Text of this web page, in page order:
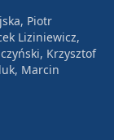
Piotr
Liziniewicz,
Krzysztof
Marcin